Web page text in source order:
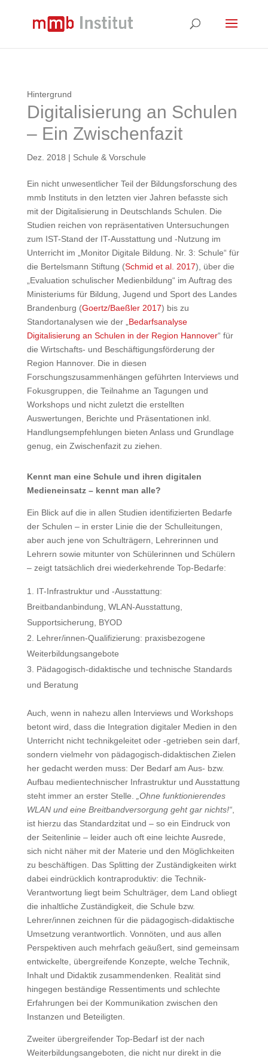
Hintergrund
Digitalisierung an Schulen
– Ein Zwischenfazit
Dez. 2018 | Schule & Vorschule
Ein nicht unwesentlicher Teil der Bildungsforschung des
mmb Instituts in den letzten vier Jahren befasste sich
mit der Digitalisierung in Deutschlands Schulen. Die
Studien reichen von repräsentativen Untersuchungen
zum IST-Stand der IT-Ausstattung und -Nutzung im
Unterricht im „Monitor Digitale Bildung. Nr. 3: Schule“ für
die Bertelsmann Stiftung (Schmid et al. 2017), über die
„Evaluation schulischer Medienbildung“ im Auftrag des
Ministeriums für Bildung, Jugend und Sport des Landes
Brandenburg (Goertz/Baeßler 2017) bis zu
Standortanalysen wie der „ Bedarfsanalyse
Digitalisierung an Schulen in der Region Hannover“ für
die Wirtschafts- und Beschäftigungsförderung der
Region Hannover. Die in diesen
Forschungszusammenhängen geführten Interviews und
Fokusgruppen, die Teilnahme an Tagungen und
Workshops und nicht zuletzt die erstellten
Auswertungen, Berichte und Präsentationen inkl.
Handlungsempfehlungen bieten Anlass und Grundlage
genug, ein Zwischenfazit zu ziehen.
Kennt man eine Schule und ihren digitalen
Medieneinsatz – kennt man alle?
Ein Blick auf die in allen Studien identifizierten Bedarfe
der Schulen – in erster Linie die der Schulleitungen,
aber auch jene von Schulträgern, Lehrerinnen und
Lehrern sowie mitunter von Schülerinnen und Schülern
– zeigt tatsächlich drei wiederkehrende Top-Bedarfe:
IT-Infrastruktur und -Ausstattung:
Breitbandanbindung, WLAN-Ausstattung,
Supportsicherung, BYOD
Lehrer/innen-Qualifizierung: praxisbezogene
Weiterbildungsangebote
Pädagogisch-didaktische und technische Standards
und Beratung
Auch, wenn in nahezu allen Interviews und Workshops
betont wird, dass die Integration digitaler Medien in den
Unterricht nicht technikgeleitet oder -getrieben sein darf,
sondern vielmehr von pädagogisch-didaktischen Zielen
her gedacht werden muss: Der Bedarf am Aus- bzw.
Aufbau medientechnischer Infrastruktur und Ausstattung
steht immer an erster Stelle.
„Ohne funktionierendes
WLAN und eine Breitbandversorgung geht gar nichts!“,
ist hierzu das Standardzitat und – so ein Eindruck von
der Seitenlinie – leider auch oft eine leichte Ausrede,
sich nicht näher mit der Materie und den Möglichkeiten
zu beschäftigen. Das Splitting der Zuständigkeiten wirkt
dabei eindrücklich kontraproduktiv: die Technik-
Verantwortung liegt beim Schulträger, dem Land obliegt
die inhaltliche Zuständigkeit, die Schule bzw.
Lehrer/innen zeichnen für die pädagogisch-didaktische
Umsetzung verantwortlich. Vonnöten, und aus allen
Perspektiven auch mehrfach geäußert, sind gemeinsam
entwickelte, übergreifende Konzepte, welche Technik,
Inhalt und Didaktik zusammendenken. Realität sind
hingegen beständige Ressentiments und schlechte
Erfahrungen bei der Kommunikation zwischen den
Instanzen und Beteiligten.
Zweiter übergreifender Top-Bedarf ist der nach
Weiterbildungsangeboten, die nicht nur direkt in die